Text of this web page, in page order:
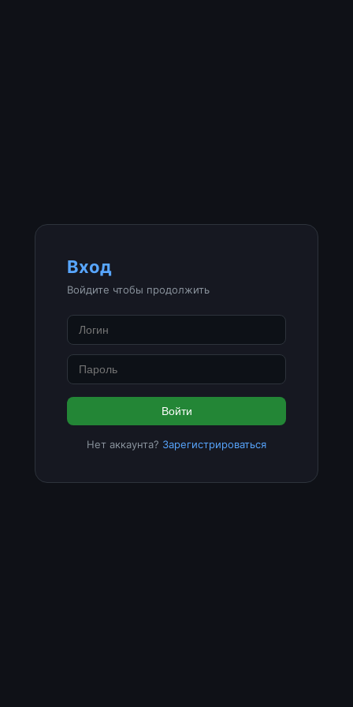
Вход
Войдите чтобы продолжить
Войти
Нет аккаунта? Зарегистрироваться